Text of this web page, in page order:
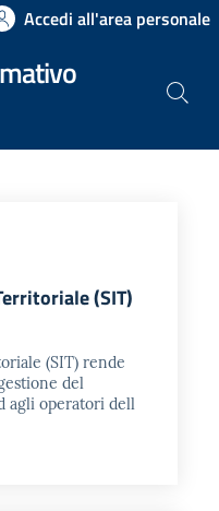
Accedi all'area personale
(SIT)
(SIT) rende
del
agli operatori dell